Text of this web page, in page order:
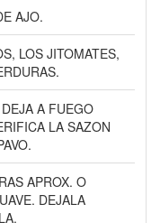
AJO.
LOS JITOMATES,
A FUEGO
LA SAZON
APROX. O
DEJALA